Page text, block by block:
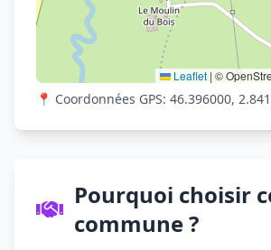
Leaflet | ©
📍 Coordonnées GPS: 46.396000,
Pourquoi choisir
commune ?